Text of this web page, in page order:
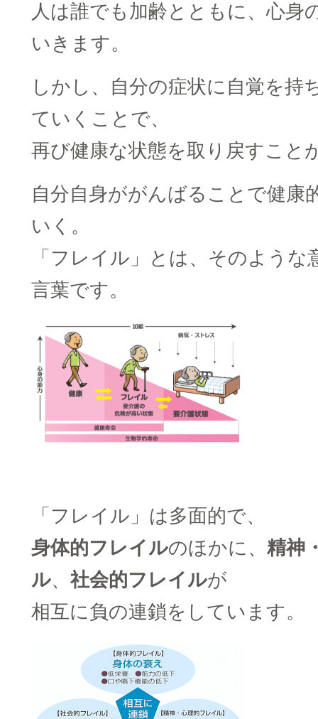
人は誰でも加齢とともに、心身
いきます。
しかし、自分の症状に自覚を持
ていくことで、
再び健康な状態を取り戻すこと
自分自身ががんばることで健康
いく。
「フレイル」とは、そのような
言葉です。
「フレイル」は多面的で、
身体的フレイルのほかに、 精神
ル、 社会的フレイルが
相互に負の連鎖をしています。